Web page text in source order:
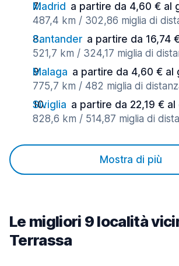
Madrid a partire da 4,60 € al
487,4 km / 302,86 miglia di
Santander a partire da 16,74
521,7 km / 324,17 miglia di
Malaga a partire da 4,60 € al
775,7 km / 482 miglia di
Siviglia a partire da 22,19 € al
828,6 km / 514,87 miglia di
Mostra di più
Le migliori 9 località
Terrassa